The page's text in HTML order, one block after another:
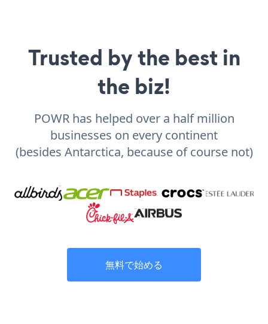
Trusted by the best in
the biz!
POWR has helped over a half million
businesses on every continent
(besides Antarctica, because of course not)
無料で始める